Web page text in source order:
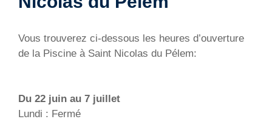
Vous trouverez ci-dessous les heures d’ouverture
de la Piscine à Saint Nicolas du Pélem:
Du 22 juin au 7 juillet
Lundi : Fermé